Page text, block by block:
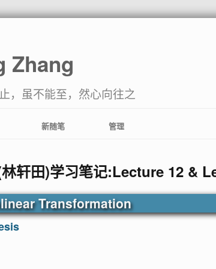
Zhang
，虽不能至，然心向往之
新随笔 管理
轩田)学习笔记:Lecture 12 &
Transformation